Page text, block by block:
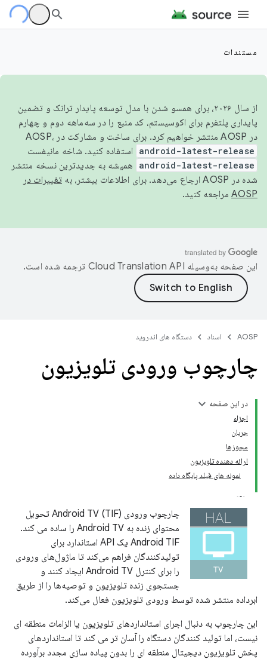
مستندات
از سال ۲۰۲۶، برای همسو شدن با مدل توسعه پایدار ترانک و تضمین
پایداری پلتفرم برای اکوسیستم، کد منبع را در سه‌ماهه دوم و چهارم
در AOSP منتشر خواهیم کرد. برای ساخت و مشارکت در AOSP،
android-latest-release استفاده کنید. شاخه مانیفست
android-latest-release
همیشه به جدیدترین نسخه منتشر
شده در AOSP ارجاع می‌دهد. برای اطلاعات بیشتر، به
تغییرات در
AOSP مراجعه کنید.
این صفحه به‌وسیله ترجمه شده است.
AOSP اسناد دستگاه های اندروید
چارچوب ورودی تلویزیون
در این صفحه
اجزاء
جریان
مجوزها
ارائه دهنده تلویزیون
نمونه های فیلد پایگاه داده
چارچوب ورودی Android TV (TIF) تحویل
محتوای زنده به Android TV را ساده می کند.
Android TIF یک API استاندارد برای
تولیدکنندگان فراهم می‌کند تا ماژول‌های ورودی
را برای کنترل Android TV ایجاد کنند و
جستجوی زنده تلویزیون و توصیه‌ها را از طریق
ابرداده منتشر شده توسط ورودی تلویزیون فعال می‌کند.
این چارچوب به دنبال اجرای استانداردهای تلویزیون یا الزامات منطقه ای
نیست، اما تولید کنندگان دستگاه را آسان تر می کند تا استانداردهای
پخش تلویزیون دیجیتال منطقه ای را بدون پیاده سازی مجدد برآورده